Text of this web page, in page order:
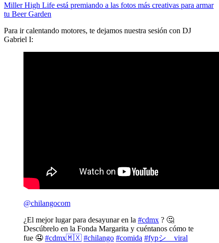
Miller High Life está premiando a las fotos más creativas para armar
tu Beer Garden
Para ir calentando motores, te dejamos nuestra sesión con DJ
Gabriel I:
@chilangocom
¿El mejor lugar para desayunar en la #cdmx ? 🤔
Descúbrelo en la Fonda Margarita y cuéntanos cómo te
fue 🤤 #cdmx🇲🇽 #chilango #comida #fypシ゚viral